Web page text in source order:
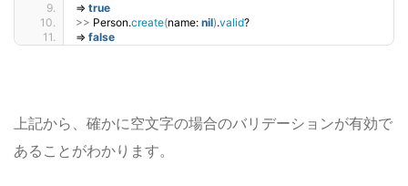
= true
>> Person.create(name: nil).valid?
= false
上記から、確かに空文字の場合のバリデーションが有効で
あることがわかります。